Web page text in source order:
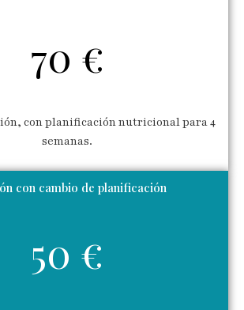
70 €
con planificación nutricional para 4
semanas.
con cambio de planificación
50 €